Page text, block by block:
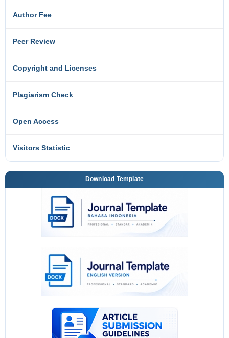
Author Fee
Peer Review
Copyright and Licenses
Plagiarism Check
Open Access
Visitors Statistic
Download Template